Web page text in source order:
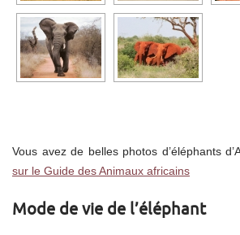
Vous avez de belles photos d’éléphants
sur le Guide des Animaux africains
Mode de vie de l’éléphant